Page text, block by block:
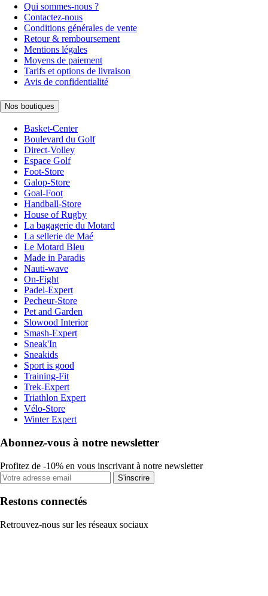
Qui sommes-nous ?
Contactez-nous
Conditions générales de vente
Retour & remboursement
Mentions légales
Moyens de paiement
Tarifs et options de livraison
Avis de confidentialité
Nos boutiques
Basket-Center
Boulevard du Golf
Direct-Volley
Espace Golf
Foot-Store
Galop-Store
Goal-Foot
Handball-Store
House of Rugby
La bagagerie du Motard
La sellerie de Maé
Le Motard Bleu
Made in Paradis
Nauti-wave
On-Fight
Padel-Expert
Pecheur-Store
Pet and Garden
Slowood Interior
Smash-Expert
Sneak'In
Sneakids
Sport is good
Training-Fit
Trek-Expert
Triathlon Expert
Vélo-Store
Winter Expert
Abonnez-vous à notre newsletter
Profitez de -10% en vous inscrivant à notre newsletter
S'inscrire
Restons connectés
Retrouvez-nous sur les réseaux sociaux